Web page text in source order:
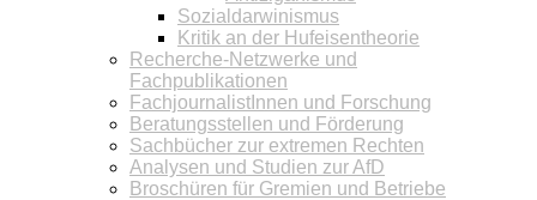
Sozialdarwinismus
Kritik an der Hufeisentheorie
Recherche-Netzwerke und
Fachpublikationen
FachjournalistInnen und Forschung
Beratungsstellen und Förderung
Sachbücher zur extremen Rechten
Analysen und Studien zur AfD
Broschüren für Gremien und Betriebe